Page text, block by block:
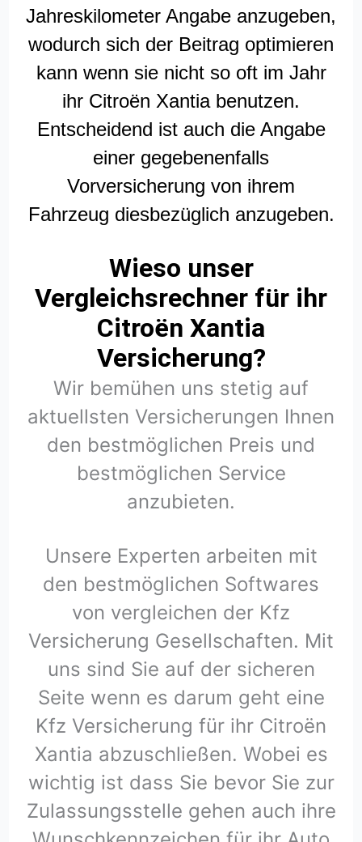
Jahreskilometer Angabe anzugeben,
wodurch sich der Beitrag optimieren
kann wenn sie nicht so oft im Jahr
ihr Citroën Xantia benutzen.
Entscheidend ist auch die Angabe
einer gegebenenfalls
Vorversicherung von ihrem
Fahrzeug diesbezüglich anzugeben.
Wieso unser
Vergleichsrechner für ihr
Citroën Xantia
Versicherung?
Wir bemühen uns stetig auf
aktuellsten Versicherungen Ihnen
den bestmöglichen Preis und
bestmöglichen Service
anzubieten.
Unsere Experten arbeiten mit
den bestmöglichen Softwares
von vergleichen der Kfz
Versicherung Gesellschaften. Mit
uns sind Sie auf der sicheren
Seite wenn es darum geht eine
Kfz Versicherung für ihr Citroën
Xantia abzuschließen. Wobei es
wichtig ist dass Sie bevor Sie zur
Zulassungsstelle gehen auch ihre